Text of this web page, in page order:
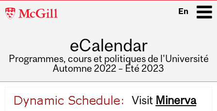
McGill
En
eCalendar
Programmes, cours et politiques de l'Université
Automne 2022 – Été 2023
navigation
Visit Minerva